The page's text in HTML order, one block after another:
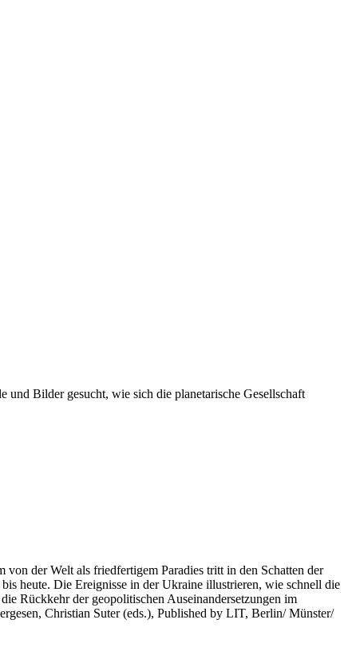
Bilder gesucht, wie sich die planetarische Gesellschaft
von der Welt als friedfertigem Paradies tritt in den Schatten der
heute. Die Ereignisse in der Ukraine illustrieren, wie schnell die
Rückkehr der geopolitischen Auseinandersetzungen im
Christian Suter (eds.), Published by LIT, Berlin/ Münster/